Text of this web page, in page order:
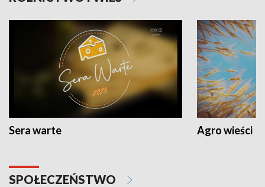
Sera warte Agro wieści
SPOŁECZEŃSTWO